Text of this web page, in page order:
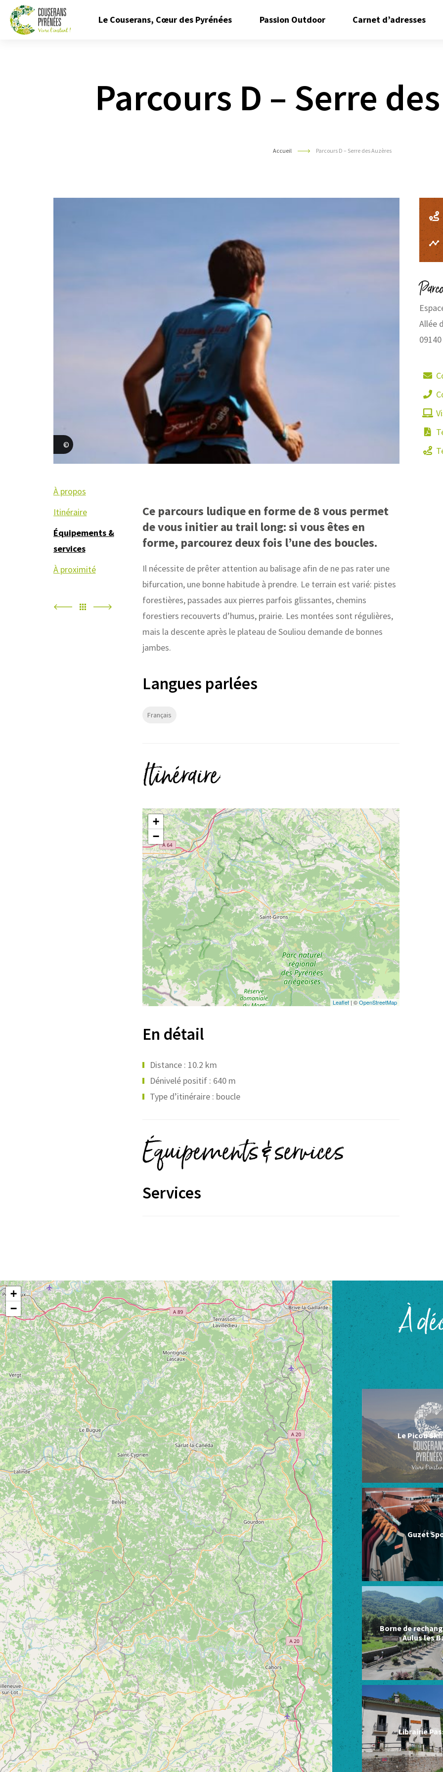
Le Couserans, Cœur des PyrénéesOuvrir/FermerPassion OutdoorOuvrir/FermerCarnet d’adresses
Parcours D – Serre
Accueil Parcours D – Serre des Auzères
À propos
Itinéraire
Équipements &
services
À proximité
Ce parcours ludique en forme de 8 vous permet
de vous initier au trail long: si vous êtes en
forme, parcourez deux fois l’une des boucles.
Il nécessite de prêter attention au balisage afin de ne pas rater une
bifurcation, une bonne habitude à prendre. Le terrain est varié: pistes
forestières, passades aux pierres parfois glissantes, chemins
forestiers recouverts d’humus, prairie. Les montées sont régulières,
mais la descente après le plateau de Souliou demande de bonnes
jambes.
Langues parlées
Français
Itinéraire
+
−
Leaflet| ©OpenStreetMap
En détail
Distance : 10.2 km
Dénivelé positif : 640 m
Type d’itinéraire : boucle
Équipements & services
Services
Allée
09140
+
−
À
Le Picou
Guzet
Borne de
Aulus les
Librairie